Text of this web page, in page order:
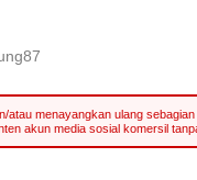
87